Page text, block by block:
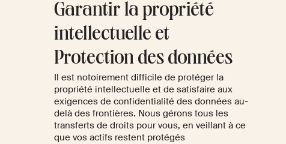
Garantir la propriété
intellectuelle et
Protection des données
Il est notoirement difficile de protéger la
propriété intellectuelle et de satisfaire aux
exigences de confidentialité des données au-
delà des frontières. Nous gérons tous les
transferts de droits pour vous, en veillant à ce
que vos actifs restent protégés